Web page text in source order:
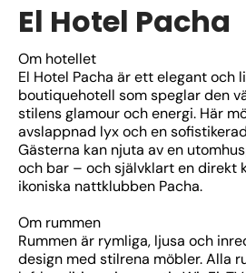
El Hotel Pacha
Om hotellet
El Hotel Pacha är ett elegant och
boutiquehotell som speglar den
stilens glamour och energi. Här
avslappnad lyx och en
Gästerna kan njuta av en
och bar – och självklart en direkt
ikoniska nattklubben Pacha.
Om rummen
Rummen är rymliga, ljusa och
design med stilrena möbler. Alla